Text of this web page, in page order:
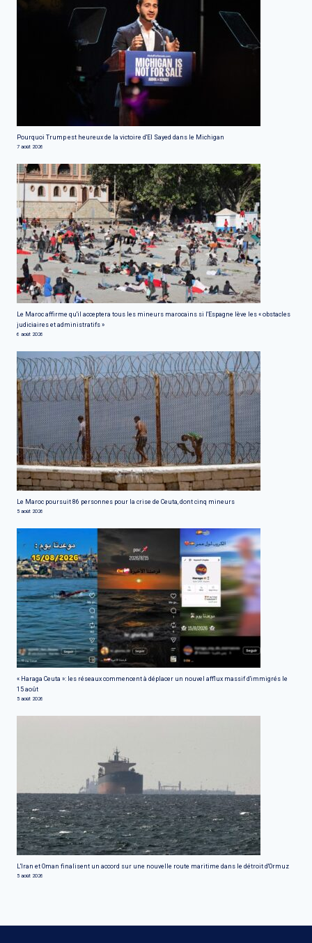
Pourquoi Trump est heureux de la victoire d'El Sayed dans le Michigan
7 août 2026
Le Maroc affirme qu'il acceptera tous les mineurs marocains si l'Espagne lève les « obstacles
judiciaires et administratifs »
6 août 2026
Le Maroc poursuit 86 personnes pour la crise de Ceuta, dont cinq mineurs
5 août 2026
« Haraga Ceuta »: les réseaux commencent à déplacer un nouvel afflux massif d'immigrés le
15 août
5 août 2026
L'Iran et Oman finalisent un accord sur une nouvelle route maritime dans le détroit d'Ormuz
5 août 2026